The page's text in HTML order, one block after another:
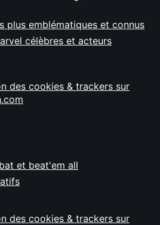
plus emblématiques et connus
célèbres et acteurs
des cookies & trackers sur
et beat'em all
des cookies & trackers sur